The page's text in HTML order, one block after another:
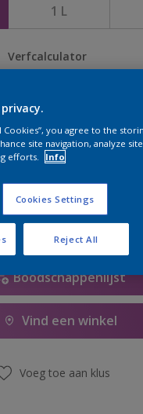
1 L
Verfcalculator
het niet mogelijk dit
de website in de gaten,
Boodschappenlijst
Vind een winkel
Voeg toe aan klus
Cookies”, you agree to the
site navigation, analyze site
efforts.
Info
Cookies Settings
Reject All